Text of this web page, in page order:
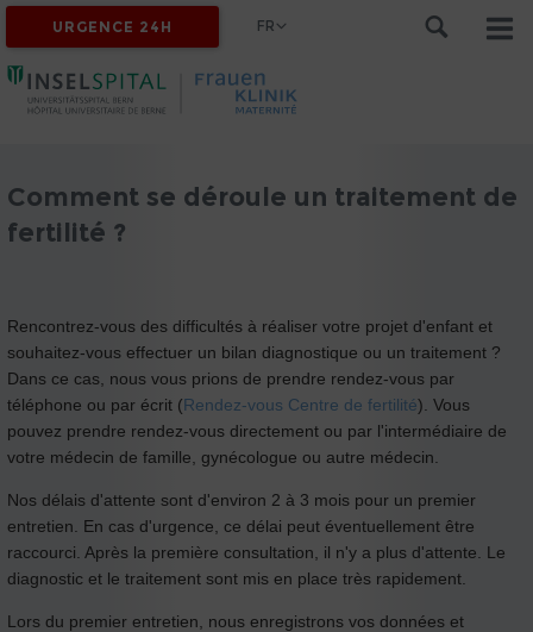
URGENCE 24H FR
Comment se déroule un traitement de
fertilité ?
Rencontrez-vous des difficultés à réaliser votre projet d'enfant et
souhaitez-vous effectuer un bilan diagnostique ou un traitement ?
Dans ce cas, nous vous prions de prendre rendez-vous par
téléphone ou par écrit (Rendez-vous Centre de fertilité). Vous
pouvez prendre rendez-vous directement ou par l'intermédiaire de
votre médecin de famille, gynécologue ou autre médecin.
Nos délais d'attente sont d'environ 2 à 3 mois pour un premier
entretien. En cas d'urgence, ce délai peut éventuellement être
raccourci. Après la première consultation, il n'y a plus d'attente. Le
diagnostic et le traitement sont mis en place très rapidement.
Lors du premier entretien, nous enregistrons vos données et